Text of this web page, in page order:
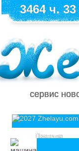
3464 ч.
сервис
Правила